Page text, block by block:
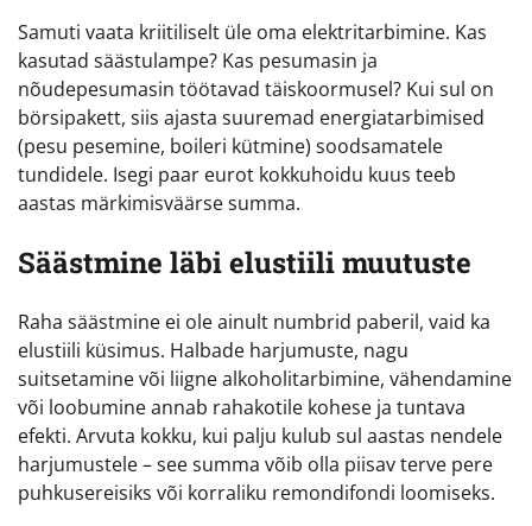
Samuti vaata kriitiliselt üle oma elektritarbimine. Kas
kasutad säästulampe? Kas pesumasin ja
nõudepesumasin töötavad täiskoormusel? Kui sul on
börsipakett, siis ajasta suuremad energiatarbimised
(pesu pesemine, boileri kütmine) soodsamatele
tundidele. Isegi paar eurot kokkuhoidu kuus teeb
aastas märkimisväärse summa.
Säästmine läbi elustiili muutuste
Raha säästmine ei ole ainult numbrid paberil, vaid ka
elustiili küsimus. Halbade harjumuste, nagu
suitsetamine või liigne alkoholitarbimine, vähendamine
või loobumine annab rahakotile kohese ja tuntava
efekti. Arvuta kokku, kui palju kulub sul aastas nendele
harjumustele – see summa võib olla piisav terve pere
puhkusereisiks või korraliku remondifondi loomiseks.